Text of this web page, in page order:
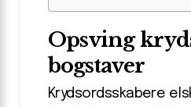
Opsving
bogstaver
Krydsordsskabere